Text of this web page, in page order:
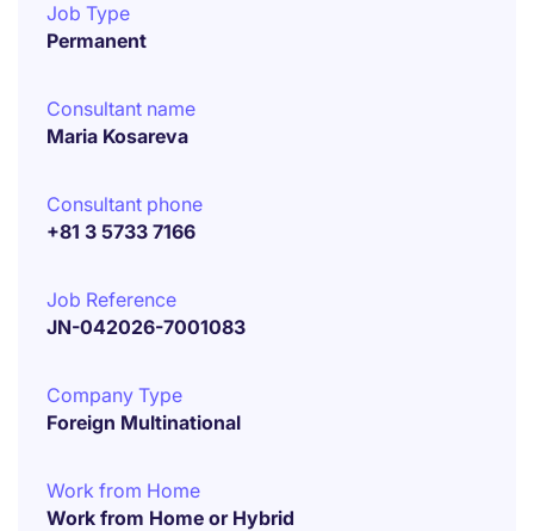
Job Type
Permanent
Consultant name
Maria Kosareva
Consultant phone
+81 3 5733 7166
Job Reference
JN-042026-7001083
Company Type
Foreign Multinational
Work from Home
Work from Home or Hybrid